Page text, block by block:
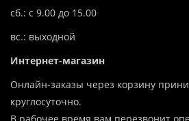
сб.: с 9.00 до 15.00
вс.: выходной
Интернет-магазин
Онлайн-заказы через корзину
круглосуточно.